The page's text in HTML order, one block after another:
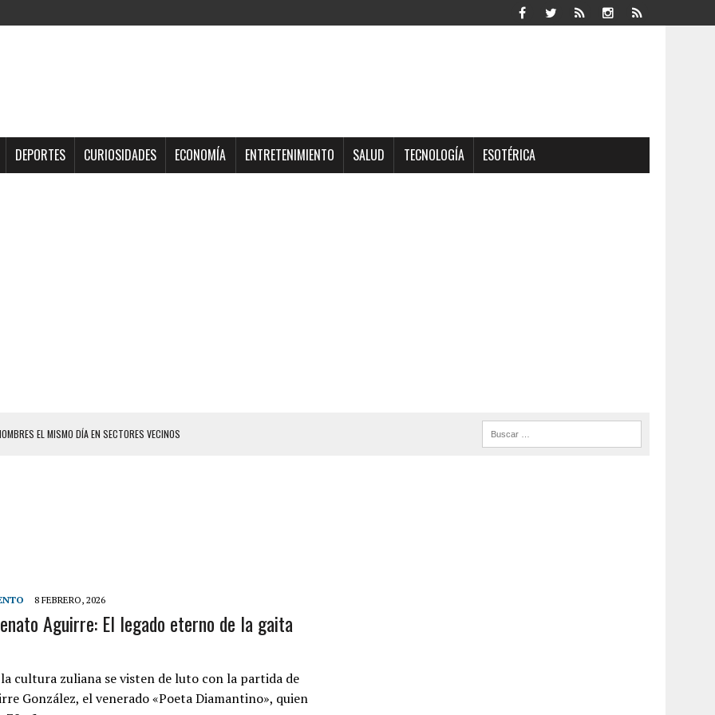
DEPORTES CURIOSIDADES ECONOMÍA ENTRETENIMIENTO SALUD TECNOLOGÍA ESOTÉRICA
EL MISMO DÍA EN SECTORES VECINOS
Y ABUSADA POR LA PAREJA DE SU ABUELA
VENEZOLANA EN REUNIÓN CON AMIGOS
DESENCADENÓ TRAGEDIA FAMILIAR
EN EL VALLE: HAY CUATRO PRESUNTOS DELINCUENTES ABATIDOS
GRAN MAGNITUD EN ZONA INDUSTRIAL DE EL LLANITO
DE CHACAO
A SU PRIMA Y A OTRO FAMILIAR EN BOLÍVAR
8 FEBRERO, 2026
Aguirre: El legado eterno de la gaita
cultura zuliana se visten de luto con la partida de
González, el venerado «Poeta Diamantino», quien